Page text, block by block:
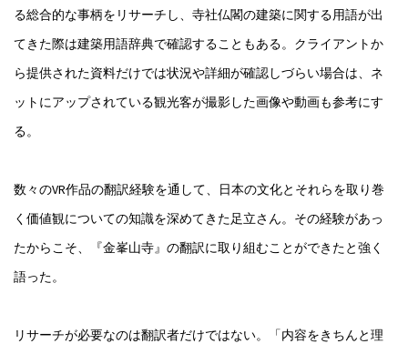
る総合的な事柄をリサーチし、寺社仏閣の建築に関する用語が出
てきた際は建築用語辞典で確認することもある。クライアントか
ら提供された資料だけでは状況や詳細が確認しづらい場合は、ネ
ットにアップされている観光客が撮影した画像や動画も参考にす
る。
数々のVR作品の翻訳経験を通して、日本の文化とそれらを取り巻
く価値観についての知識を深めてきた足立さん。その経験があっ
たからこそ、『金峯山寺』の翻訳に取り組むことができたと強く
語った。
リサーチが必要なのは翻訳者だけではない。「内容をきちんと理